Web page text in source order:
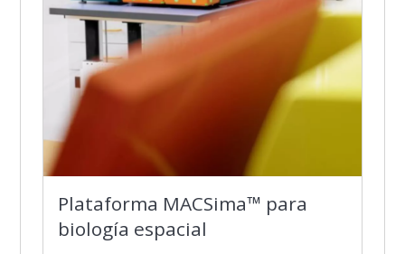
Plataforma MACSima™ para
biología espacial